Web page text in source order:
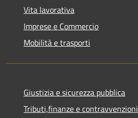
Vita lavorativa
Imprese e Commercio
Mobilità e trasporti
Giustizia e sicurezza pubblica
Tributi,finanze e contravvenzioni